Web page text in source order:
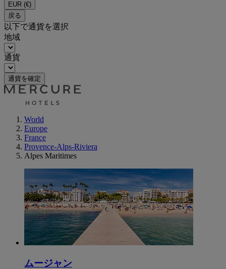
EUR (€)
戻る
以下で通貨を選択
地域
通貨
通貨を確定
World
Europe
France
Provence-Alps-Riviera
Alpes Maritimes
ムージャン